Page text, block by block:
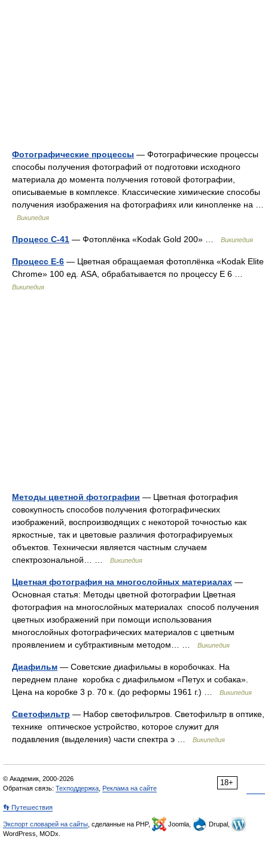
Фотографические процессы — Фотографические процессы
способы получения фотографий от подготовки исходного
материала до момента получения готовой фотографии,
описываемые в комплексе. Классические химические способы
получения изображения на фотографиях или кинопленке на …
Википедия
Процесс C-41 — Фотоплёнка «Kodak Gold 200» … Википедия
Процесс E-6 — Цветная обращаемая фотоплёнка «Kodak Elite
Chrome» 100 ед. ASA, обрабатывается по процессу Е 6 …
Википедия
Методы цветной фотографии — Цветная фотография
совокупность способов получения фотографических
изображений, воспроизводящих с некоторой точностью как
яркостные, так и цветовые различия фотографируемых
объектов. Технически является частным случаем
спектрозональной… …
Википедия
Цветная фотография на многослойных материалах —
Основная статья: Методы цветной фотографии Цветная
фотография на многослойных материалах способ получения
цветных изображений при помощи использования
многослойных фотографических материалов с цветным
проявлением и субтрактивным методом… …
Википедия
Диафильм — Советские диафильмы в коробочках. На
переднем плане коробка с диафильмом «Петух и собака».
Цена на коробке 3 р. 70 к. (до реформы 1961 г.) …
Википедия
Светофильтр — Набор светофильтров. Светофильтр в оптике,
технике оптическое устройство, которое служит для
подавления (выделения) части спектра э …
Википедия
18+
© Академик, 2000-2026
Обратная связь: Техподдержка Реклама на сайте
👣 Путешествия
Экспорт словарей на сайты , сделанные на PHP, Joomla,
Drupal,
WordPress, MODx.